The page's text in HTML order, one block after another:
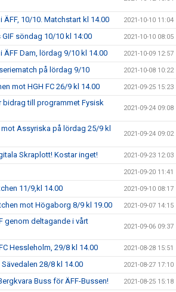
ÄFF, 10/10. Matchstart kl 14.00 2021-10-10 11:04
söndag 10/10 kl 14:00 2021-10-10 08:05
ÄFF Dam, lördag 9/10 kl 14.00 2021-10-09 12:57
på lördag 9/10 2021-10-08 10:22
mot HGH FC 26/9 kl 14.00 2021-09-25 15:23
bidrag till programmet Fysisk
2021-09-24 09:08
Assyriska på lördag 25/9 kl
2021-09-24 09:02
Skraplott! Kostar inget! 2021-09-23 12:03
2021-09-20 11:41
11/9,kl 14.00 2021-09-10 08:17
mot Högaborg 8/9 kl 19.00 2021-09-07 14:15
genom deltagande i vårt
2021-09-06 09:37
Hessleholm, 29/8 kl 14.00 2021-08-28 15:51
28/8 kl 14.00 2021-08-27 17:10
Buss för ÄFF-Bussen! 2021-08-25 15:18